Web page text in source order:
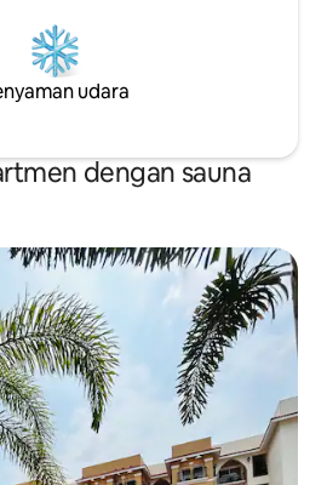
udara
dengan sauna